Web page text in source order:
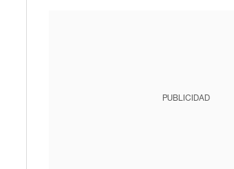
PUBLICIDAD